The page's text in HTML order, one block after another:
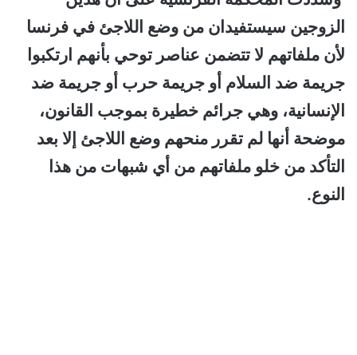
الزوجين سيستفيدان من وضع اللاجئ في فرنسا
لأن ملفاتهم لا تتضمن عناصر توحي بأنهم ارتكبوا
جريمة ضد السلام أو جريمة حرب أو جريمة ضد
الإنسانية، وهي جرائم خطيرة بموجب القانون،
موضحة أنها لم تقرر منحهم وضع اللاجئ إلا بعد
التأكد من خلو ملفاتهم من أي شبهات من هذا
النوع.